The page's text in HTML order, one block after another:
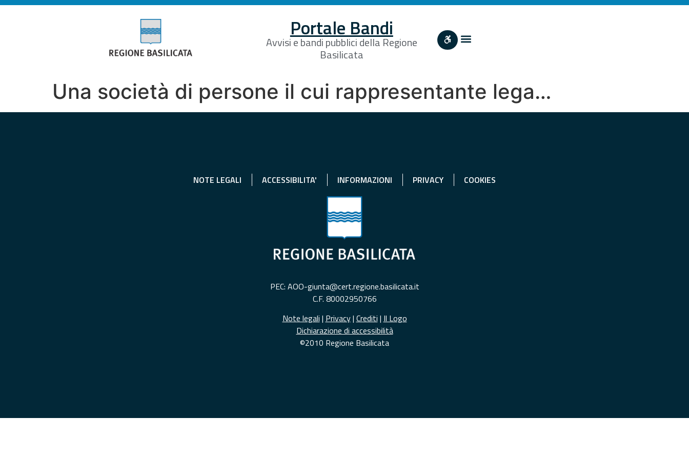
Portale Bandi
Avvisi e bandi pubblici della Regione
Basilicata
Una società di persone il cui rappresentante lega…
NOTE LEGALI ACCESSIBILITA' INFORMAZIONI PRIVACY COOKIES
PEC: AOO-giunta@cert.regione.basilicata.it
C.F. 80002950766
Note legali | Privacy| Crediti | Il Logo
Dichiarazione di accessibilità
©2010 Regione Basilicata